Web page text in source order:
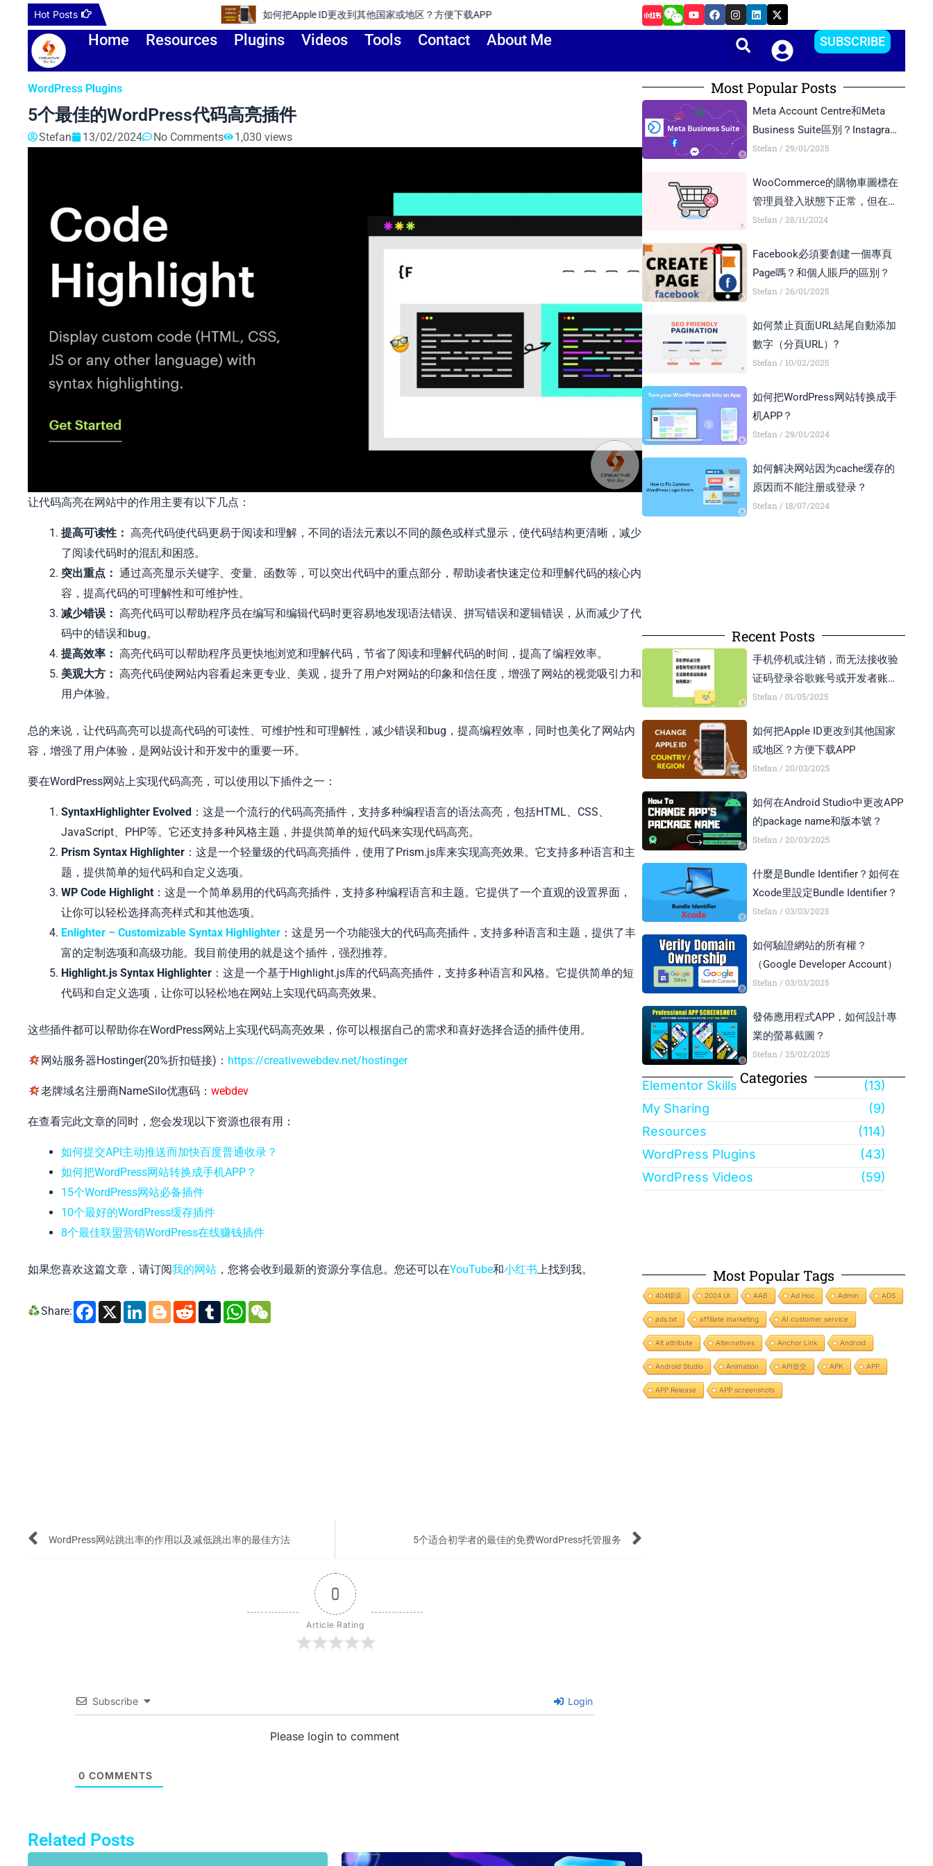
content
Hot Posts 如何把Apple ID更改到其他国家或地区？方便下载APP 如何在Android Studio中更改APP的package name和版本
Y
o
u
e
F
a
c
o
k
I
n
s
t
a
r
a
m
L
i
n
i
X
-
t
w
i
t
t
e
r
Home Resources Plugins Videos Tools Contact About Me SUBSCRIBE
WordPress Plugins
5个最佳的WordPress代码高亮插件
Stefan 13/02/2024 No Comments 1,030 views
让代码高亮在网站中的作用主要有以下几点：
提高可读性： 高亮代码使代码更易于阅读和理解，不同的语法元素以不同的颜色或样式显示，使代码结构更清晰，减少
了阅读代码时的混乱和困惑。
突出重点： 通过高亮显示关键字、变量、函数等，可以突出代码中的重点部分，帮助读者快速定位和理解代码的核心内
容，提高代码的可理解性和可维护性。
减少错误： 高亮代码可以帮助程序员在编写和编辑代码时更容易地发现语法错误、拼写错误和逻辑错误，从而减少了代
码中的错误和bug。
提高效率： 高亮代码可以帮助程序员更快地浏览和理解代码，节省了阅读和理解代码的时间，提高了编程效率。
美观大方： 高亮代码使网站内容看起来更专业、美观，提升了用户对网站的印象和信任度，增强了网站的视觉吸引力和
用户体验。
总的来说，让代码高亮可以提高代码的可读性、可维护性和可理解性，减少错误和bug，提高编程效率，同时也美化了网站内
容，增强了用户体验，是网站设计和开发中的重要一环。
要在WordPress网站上实现代码高亮，可以使用以下插件之一：
SyntaxHighlighter Evolved ：这是一个流行的代码高亮插件，支持多种编程语言的语法高亮，包括HTML、CSS、
JavaScript、PHP等。它还支持多种风格主题，并提供简单的短代码来实现代码高亮。
Prism Syntax Highlighter ：这是一个轻量级的代码高亮插件，使用了Prism.js库来实现高亮效果。它支持多种语言和主
题，提供简单的短代码和自定义选项。
WP Code Highlight ：这是一个简单易用的代码高亮插件，支持多种编程语言和主题。它提供了一个直观的设置界面，
让你可以轻松选择高亮样式和其他选项。
Enlighter – Customizable Syntax Highlighter ：这是另一个功能强大的代码高亮插件，支持多种语言和主题，提供了丰
富的定制选项和高级功能。我目前使用的就是这个插件，强烈推荐。
Highlight.js Syntax Highlighter ：这是一个基于Highlight.js库的代码高亮插件，支持多种语言和风格。它提供简单的短
代码和自定义选项，让你可以轻松地在网站上实现代码高亮效果。
这些插件都可以帮助你在WordPress网站上实现代码高亮效果，你可以根据自己的需求和喜好选择合适的插件使用。
网站服务器Hostinger(20%折扣链接)： https://creativewebdev.net/hostinger
老牌域名注册商NameSilo优惠码： webdev
在查看完此文章的同时，您会发现以下资源也很有用：
如何提交API主动推送而加快百度普通收录？
如何把WordPress网站转换成手机APP？
15个WordPress网站必备插件
10个最好的WordPress缓存插件
8个最佳联盟营销WordPress在线赚钱插件
如果您喜欢这篇文章，请订阅我的网站 ，您将会收到最新的资源分享信息。您还可以在YouTube和小红书上找到我。
Share: Facebook
X LinkedIn
Blogger
Reddit
TumblrWhatsApp
Prev
WordPress网站跳出率的作用以及减低跳出率的最佳方法 5个适合初学者的最佳的免费WordPress托管服务 Next
0
Article Rating
Subscribe Login
Please login to comment
0 COMMENTS
Related Posts
Most Popular Posts
Meta Account Centre和Meta
Business Suite區別？Instagram
Business Account和Creator
Stefan 29/01/2025
WooCommerce的購物車圖標在
管理員登入狀態下正常，但在訪
客模式下顯示異常，如何解決？
Stefan 28/11/2024
Facebook必須要創建一個專頁
Page嗎？和個人賬戶的區別？
Stefan 26/01/2025
如何禁止頁面URL結尾自動添加
數字（分頁URL）?
Stefan 10/02/2025
如何把WordPress网站转换成手
机APP？
Stefan 29/01/2024
如何解决网站因为cache缓存的
原因而不能注册或登录？
Stefan 18/07/2024
Recent Posts
手机停机或注销，而无法接收验
证码登录谷歌账号或开发者账号
怎么办？
Stefan 01/05/2025
如何把Apple ID更改到其他国家
或地区？方便下载APP
Stefan 20/03/2025
如何在Android Studio中更改APP
的package name和版本號？
Stefan 20/03/2025
什麼是Bundle Identifier？如何在
Xcode里設定Bundle Identifier？
Stefan 03/03/2025
如何驗證網站的所有權？
（Google Developer Account）
Stefan 03/03/2025
發佈應用程式APP，如何設計專
業的螢幕截圖？
Stefan 25/02/2025
Categories
Elementor Skills
(13)
My Sharing
(9)
Resources
(114)
WordPress Plugins
(43)
WordPress Videos
(59)
Most Popular Tags
404错误 2024 UI AAB Ad Hoc Admin ADS
ads.txt affiliate marketing AI customer service
Alt attribute Alternatives Anchor Link Android
Android Studio Animation API提交 APK APP
APP Release APP screenshots